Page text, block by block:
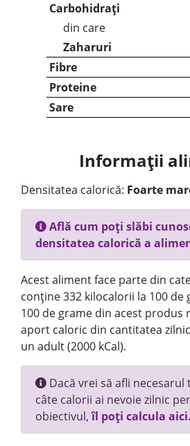
Carbohidrați
din care
Zaharuri
Fibre
Proteine
Sare
Informații
Densitatea calorică: Foarte
Află cum poți slăbi
densitatea calorică a
Acest aliment face parte din
conține 332 kilocalorii la 100 de
100 de grame din acest produs
aport caloric din cantitatea
un adult (2000 kCal).
Dacă vrei să afli necesarul
câte calorii ai nevoie zilnic
obiectivul,îl poți calcula aici.